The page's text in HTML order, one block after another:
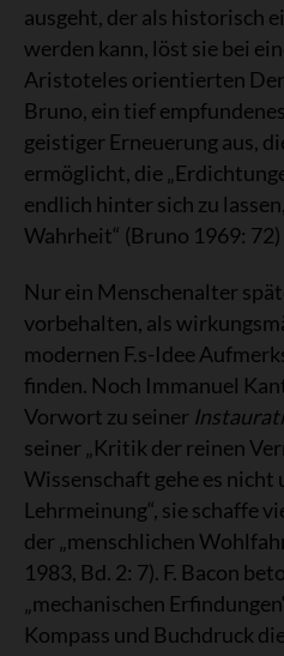
ausgeht, der als historisch
werden kann, löst sie bei
Aristoteles orientierten
Bruno, ein tief
geistiger Erneuerung aus,
ermöglicht, die
endlich hinter sich zu
Wahrheit“ (Bruno 1969:
Nur ein Menschenalter
vorbehalten, als
modernen F.s-Idee
finden. Noch Immanuel
Vorwort zu seiner
seiner „Kritik der reinen
Wissenschaft gehe es nicht
Lehrmeinung“, sie schaffe
der „menschlichen
1983, Bd. 2: 7). F. Bacon
„mechanischen
Kompass und Buchdruck